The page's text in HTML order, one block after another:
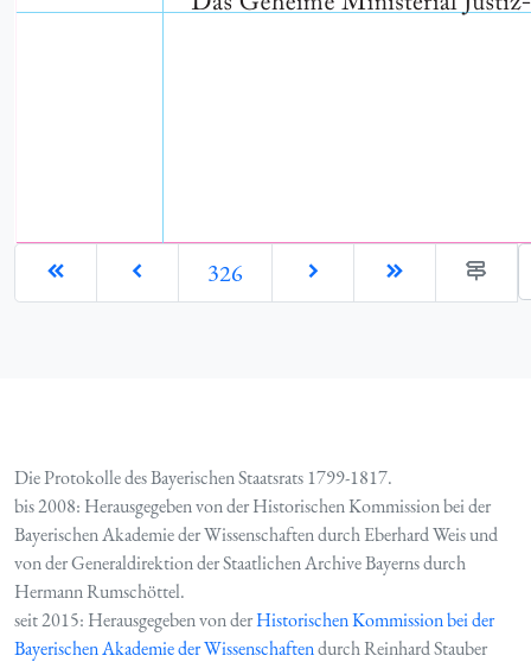
326
Die Protokolle des Bayerischen Staatsrats 1799-1817.
bis 2008: Herausgegeben von der Historischen Kommission bei der
Bayerischen Akademie der Wissenschaften durch Eberhard Weis und
von der Generaldirektion der Staatlichen Archive Bayerns durch
Hermann Rumschöttel.
seit 2015: Herausgegeben von derHistorischen Kommission bei der
Bayerischen Akademie der Wissenschaftendurch Reinhard Stauber